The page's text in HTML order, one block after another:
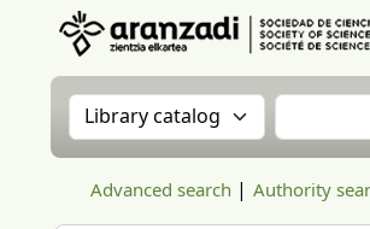
Search the catalog by:Search
Advanced search Authority